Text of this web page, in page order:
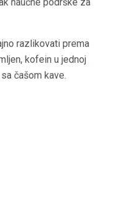
razlikovati prema
kofein u jednoj
čašom kave.